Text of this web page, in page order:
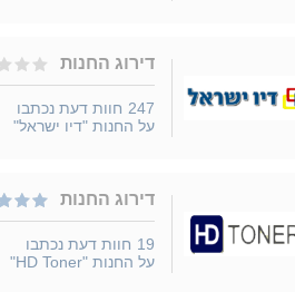
דירוג החנות
247 חוות דעת נכתבו
על החנות "דיו ישראל"
דירוג החנות
19 חוות דעת נכתבו
על החנות "HD Toner"